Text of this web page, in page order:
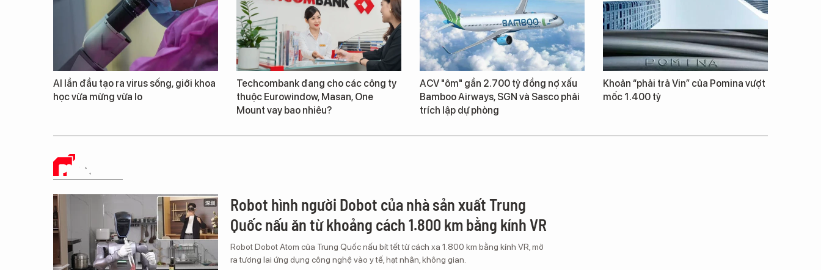
AI lần đầu tạo ra virus sống, giới khoa
học vừa mừng vừa lo
Techcombank đang cho các công ty
thuộc Eurowindow, Masan, One
Mount vay bao nhiêu?
ACV "ôm" gần 2.700 tỷ đồng nợ xấu
Bamboo Airways, SGN và Sasco phải
trích lập dự phòng
Khoản “phải trả Vin” của Pomina vượt
mốc 1.400 tỷ
PHÂN TÍCH
Robot hình người Dobot của nhà sản xuất Trung
Quốc nấu ăn từ khoảng cách 1.800 km bằng kính VR
Robot Dobot Atom của Trung Quốc nấu bít tết từ cách xa 1.800 km bằng kính VR, mở
ra tương lai ứng dụng công nghệ vào y tế, hạt nhân, không gian.